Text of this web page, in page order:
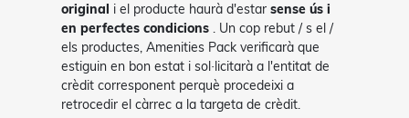
original i el producte haurà d'estar sense ús i
en perfectes condicions . Un cop rebut / s el /
els productes, Amenities Pack verificarà que
estiguin en bon estat i sol·licitarà a l'entitat de
crèdit corresponent perquè procedeixi a
retrocedir el càrrec a la targeta de crèdit.